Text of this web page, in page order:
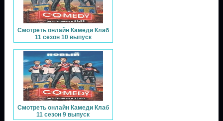
Смотреть онлайн Камеди Клаб
11 сезон 10 выпуск
Смотреть онлайн Камеди Клаб
11 сезон 9 выпуск